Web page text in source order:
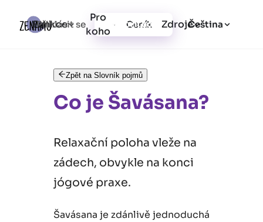
Funkce
Pro
koho
Ceník Zdroje
Přihlásit se Vytvořit účet Čeština
Zpět na Slovník pojmů
Co je Šavásana?
Relaxační poloha vleže na
zádech, obvykle na konci
jógové praxe.
Šavásana je zdánlivě jednoduchá